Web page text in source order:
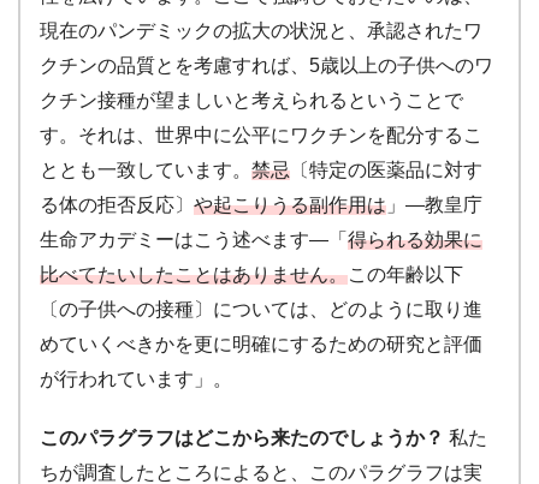
現在のパンデミックの拡大の状況と、承認されたワ
クチンの品質とを考慮すれば、5歳以上の子供へのワ
クチン接種が望ましいと考えられるということで
す。それは、世界中に公平にワクチンを配分するこ
ととも一致しています。 禁忌 〔特定の医薬品に対す
る体の拒否反応〕 や起こりうる副作用は 」―教皇庁
生命アカデミーはこう述べます―「 得られる効果に
比べてたいしたことはありません。この年齢以下
〔の子供への接種〕については、どのように取り進
めていくべきかを更に明確にするための研究と評価
が行われています」。
このパラグラフはどこから来たのでしょうか？ 私た
ちが調査したところによると、このパラグラフは実